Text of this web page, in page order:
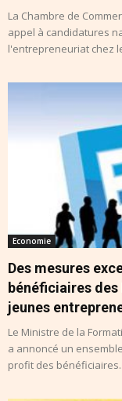
La Chambre de
appel à candidatures
l'entrepreneuriat chez
Economie
Des mesures
bénéficiaires
jeunes
Le Ministre de la
a annoncé un
profit des